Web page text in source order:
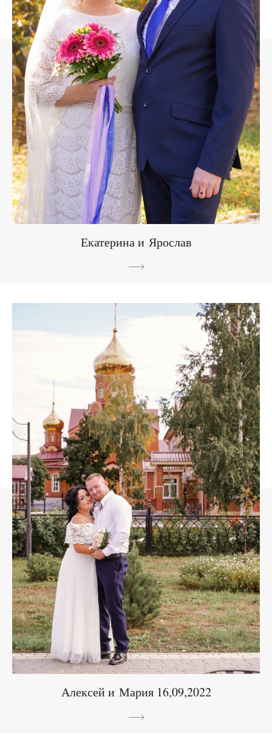
Екатерина и Ярослав
Алексей и Мария 16,09,2022